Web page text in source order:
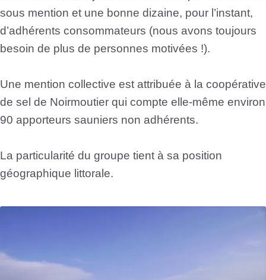
sous mention et une bonne dizaine, pour l’instant,
d’adhérents consommateurs (nous avons toujours
besoin de plus de personnes motivées !).
Une mention collective est attribuée à la coopérative
de sel de Noirmoutier qui compte elle-même environ
90 apporteurs sauniers non adhérents.
La particularité du groupe tient à sa position
géographique littorale.